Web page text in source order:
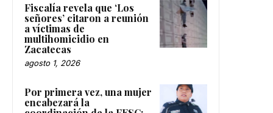
Fiscalía revela que ‘Los
señores’ citaron a reunión
a víctimas de
multihomicidio en
Zacatecas
agosto 1, 2026
Por primera vez, una mujer
encabezará la